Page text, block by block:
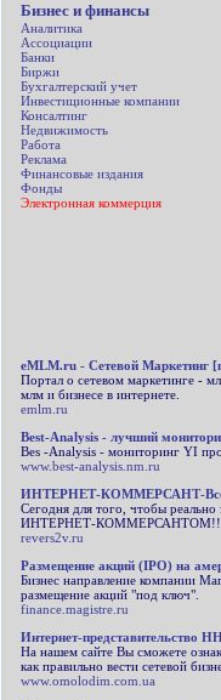
Бизнес и финансы
Аналитика
Ассоциации
Банки
Биржи
Бухгалтерский учет
Инвестиционные компании
Консалтинг
Недвижимость
Работа
Реклама
Финансовые издания
Фонды
Электронная коммерция
eMLM.ru - Сетевой Маркетинг
Портал о сетевом маркетинге -
млм и бизнесе в интернете.
emlm.ru
Best-Analysis - лучший
Bes -Analysis - мониторинг YI
www.best-analysis.nm.ru
ИНТЕРНЕТ-КОММЕРСАНТ-Всё
Сегодня для того, чтобы
ИНТЕРНЕТ-КОММЕРСАНТОМ!!! Вы
revers2v.ru
Размещение акций (IPO) на
Бизнес направление компании
размещение акций "под ключ".
finance.magistre.ru
Интернет-представительство
На нашем сайте Вы сможете
как правильно вести сетевой
www.omolodim.com.ua